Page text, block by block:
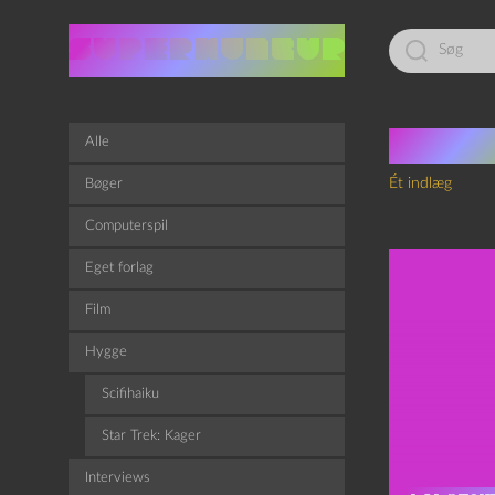
Led
efter:
Tag:
Ét indlæg
Alle
Bøger
Computerspil
Eget forlag
Film
Hygge
Scifihaiku
Star Trek: Kager
Interviews